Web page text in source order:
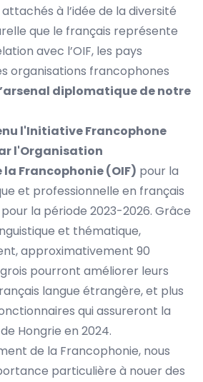
à l’idée de la diversité
que le français représente
avec l’OIF, les pays
organisations francophones
diplomatique de notre
l'Initiative Francophone
l'Organisation
Francophonie (OIF) pour la
et professionnelle en français
la période 2023-2026. Grâce
et thématique,
approximativement 90
pourront améliorer leurs
langue étrangère, et plus
qui assureront la
Hongrie en 2024.
de la Francophonie, nous
particulière à nouer des